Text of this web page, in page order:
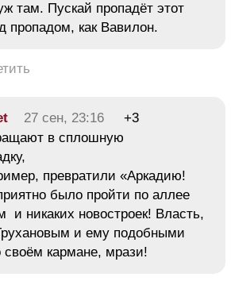
там. Пускай пропадёт этот
пропадом, как Вавилон.
27 сен, 23:16
+3
в сплошную
превратили «Аркадию!
было пройти по аллее
и никаких новостроек! Власть,
и ему подобными
своём кармане, мрази!